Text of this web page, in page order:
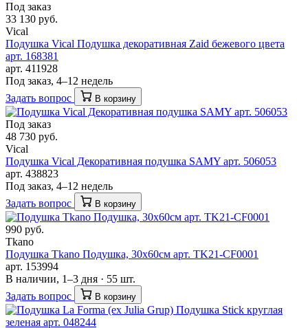
Под заказ
33 130 руб.
Vical
Подушка Vical Подушка декоративная Zaid бежевого цвета
арт. 168381
арт. 411928
Под заказ, 4–12 недель
Задать вопрос
В корзину
Под заказ
48 730 руб.
Vical
Подушка Vical Декоративная подушка SAMY арт. 506053
арт. 438823
Под заказ, 4–12 недель
Задать вопрос
В корзину
990 руб.
Tkano
Подушка Tkano Подушка, 30х60см арт. TK21-CF0001
арт. 153994
В наличии, 1–3 дня · 55 шт.
Задать вопрос
В корзину